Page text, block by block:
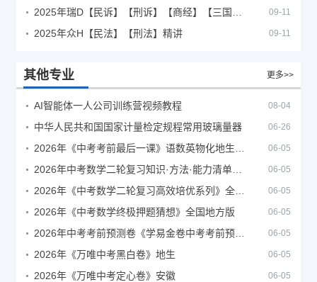
09-11
2025年众H【民法】【刑法】精讲 09-11
其他专业 更多>>
AI智能体一人公司训练营视频教程 08-04
中华人民共和国国家计量检定规程常用玻璃量器 06-26
06-05
06-05
06-05
2026年《中考数学终极押题猜想》全国地方版 06-05
06-05
2026年《万唯中考黑白卷》地生 06-05
2026年《万唯中考定心卷》安徽 06-05